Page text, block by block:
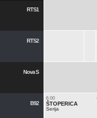
RTS1
RTS2
Nova S
B92
6:00
ŠTOPERICA
Serija